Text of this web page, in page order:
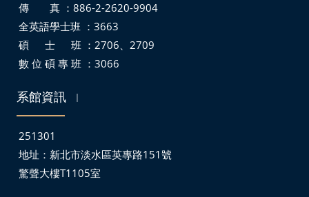
傳 真 ：886-2-2620-9904
全英語學士班 ：3663
碩 士 班 ：2706、2709
數 位 碩 專 班 ：3066
系館資訊 ｜
251301
地址： 新北市淡水區英專路151號
驚聲大樓T1105室